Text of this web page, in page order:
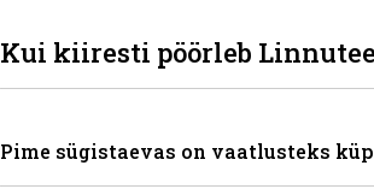
Kui kiiresti pöörleb
Pime sügistaevas on vaatlusteks